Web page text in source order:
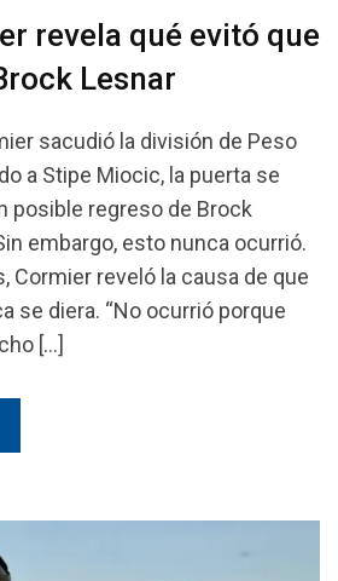
revela qué evitó que
Lesnar
sacudió la división de Peso
a Stipe Miocic, la puerta se
posible regreso de Brock
embargo, esto nunca ocurrió.
Cormier reveló la causa de que
se diera. “No ocurrió porque
[…]